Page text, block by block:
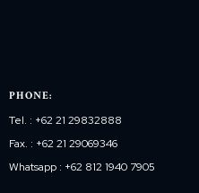
PHONE:
Tel. : +62 21 29832888
Fax. : +62 21 29069346
Whatsapp : +62 812 1940 7905